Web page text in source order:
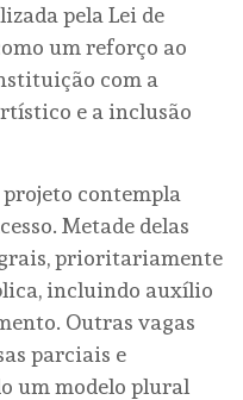
pela Lei de
um reforço ao
com a
e a inclusão
projeto contempla
Metade delas
prioritariamente
incluindo auxílio
Outras vagas
parciais e
um modelo plural